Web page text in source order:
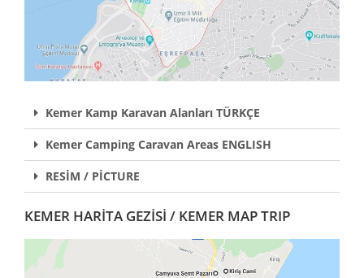
Kemer Kamp Karavan Alanları TÜRKÇE
Kemer Camping Caravan Areas ENGLISH
RESİM / PİCTURE
KEMER HARİTA GEZİSİ / KEMER MAP TRIP